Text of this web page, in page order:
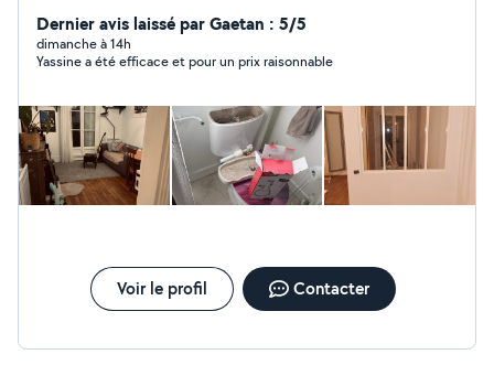
installation et débouchage Wc-chasse d'eau-douche-
baignoire-évier cuisine -lavabo-vasque-meuble évier-
alimentation machine à laver-ballon d'eau chaude-
montage balançoire.....etc
Dernier avis laissé par Gaetan : 5/5
dimanche à 14h
Yassine a été efficace et pour un prix raisonnable
Voir le profil Contacter